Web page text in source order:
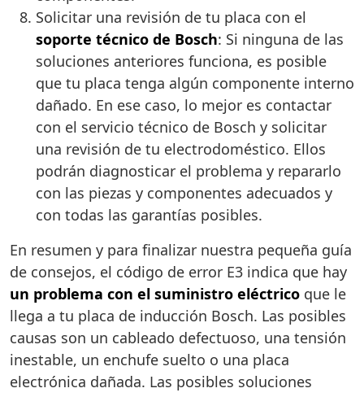
Solicitar una revisión de tu placa con el
soporte técnico de Bosch: Si ninguna de las
soluciones anteriores funciona, es posible
que tu placa tenga algún componente interno
dañado. En ese caso, lo mejor es contactar
con el servicio técnico de Bosch y solicitar
una revisión de tu electrodoméstico. Ellos
podrán diagnosticar el problema y repararlo
con las piezas y componentes adecuados y
con todas las garantías posibles.
En resumen y para finalizar nuestra pequeña guía
de consejos, el código de error E3 indica que hay
un problema con el suministro eléctrico que le
llega a tu placa de inducción Bosch. Las posibles
causas son un cableado defectuoso, una tensión
inestable, un enchufe suelto o una placa
electrónica dañada. Las posibles soluciones